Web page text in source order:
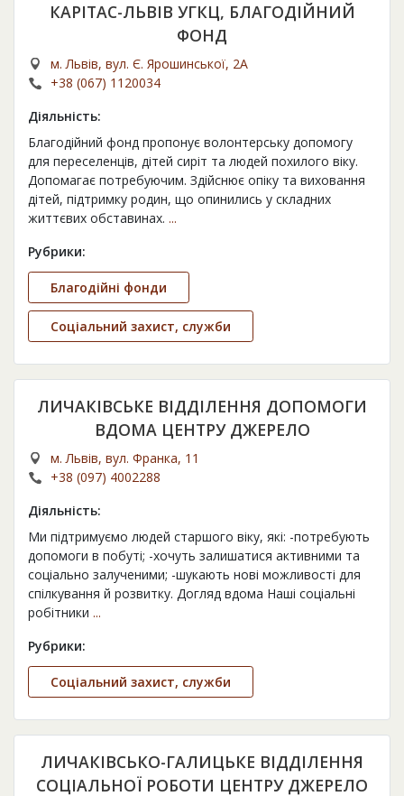
КАРІТАС-ЛЬВІВ УГКЦ, БЛАГОДІЙНИЙ
ФОНД
м. Львів, вул. Є. Ярошинської, 2А
+38 (067) 1120034
Діяльність:
Благодійний фонд пропонує волонтерську допомогу
для переселенців, дітей сиріт та людей похилого віку.
Допомагає потребуючим. Здійснює опіку та виховання
дітей, підтримку родин, що опинились у складних
життєвих обставинах. ...
Рубрики:
Благодійні фонди
Соціальний захист, служби
ЛИЧАКІВСЬКЕ ВІДДІЛЕННЯ ДОПОМОГИ
ВДОМА ЦЕНТРУ ДЖЕРЕЛО
м. Львів, вул. Франка, 11
+38 (097) 4002288
Діяльність:
Ми підтримуємо людей старшого віку, які: -потребують
допомоги в побуті; -хочуть залишатися активними та
соціально залученими; -шукають нові можливості для
спілкування й розвитку. Догляд вдома Наші соціальні
робітники ...
Рубрики:
Соціальний захист, служби
ЛИЧАКІВСЬКО-ГАЛИЦЬКЕ ВІДДІЛЕННЯ
СОЦІАЛЬНОЇ РОБОТИ ЦЕНТРУ ДЖЕРЕЛО